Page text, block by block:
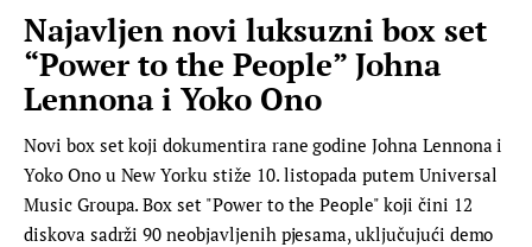
Najavljen novi luksuzni box set
“Power to the People” Johna
Lennona i Yoko Ono
Novi box set koji dokumentira rane godine Johna Lennona i
Yoko Ono u New Yorku stiže 10. listopada putem Universal
Music Groupa. Box set "Power to the People" koji čini 12
diskova sadrži 90 neobjavljenih pjesama, uključujući demo